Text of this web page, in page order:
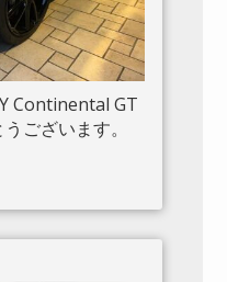
Continental GT
ございます。